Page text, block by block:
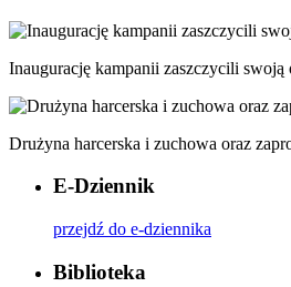
Inaugurację kampanii zaszczycili
Drużyna harcerska i zuchowa oraz
E-Dziennik
przejdź do e-dziennika
Biblioteka